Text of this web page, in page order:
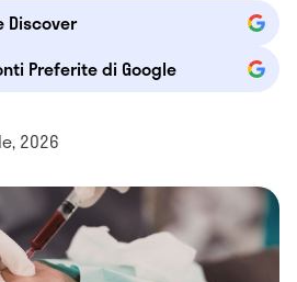
Discover
Preferite di Google
2026